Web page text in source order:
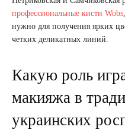
профессиональные кисти Wobs
нужно для получения ярких
четких деликатных линий.
Какую роль
макияжа в
украинских